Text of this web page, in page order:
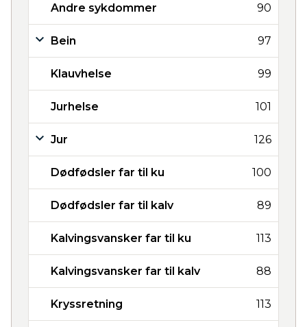
Andre sykdommer 90
Bein 97
Klauvhelse 99
Jurhelse 101
Jur 126
Dødfødsler far til ku 100
Dødfødsler far til kalv 89
Kalvingsvansker far til ku 113
Kalvingsvansker far til kalv 88
Kryssretning 113